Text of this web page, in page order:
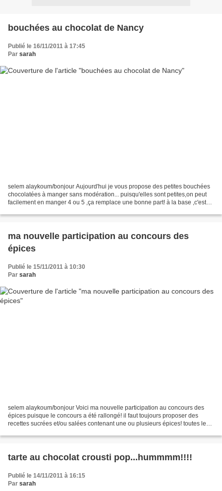
bouchées au chocolat de Nancy
Publié le 16/11/2011 à 17:45
Par sarah
selem alaykoum/bonjour Aujourd'hui je vous propose des petites bouchées
chocolatées à manger sans modération... puisqu'elles sont petites,on peut
facilement en manger 4 ou 5 ,ça remplace une bonne part! à la base ,c'est
ma nouvelle participation au concours des
épices
Publié le 15/11/2011 à 10:30
Par sarah
selem alaykoum/bonjour Voici ma nouvelle participation au concours des
épices puisque le concours a été rallongé! il faut toujours proposer des
recettes sucrées et/ou salées contenant une ou plusieurs épices! toutes les
tarte au chocolat crousti pop...hummmm!!!!
Publié le 14/11/2011 à 16:15
Par sarah